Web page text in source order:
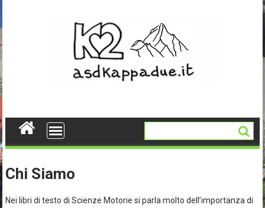
content
Chi Siamo
Nei libri di testo di Scienze Motorie si parla molto dell’importanza di